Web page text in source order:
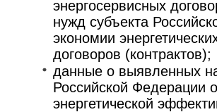
энергосервисных
нужд субъекта
экономии
договоров (контрактов);
данные о выявленных
Российской Федерации
энергетической